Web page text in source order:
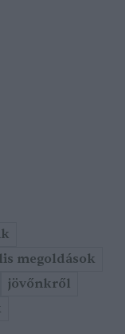
megoldások
jövőnkről